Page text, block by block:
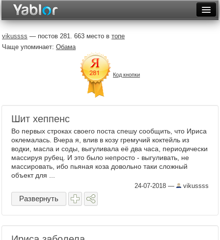
Месяц
Рейтинги
Архив
Видеотоп
vikussss — постов 281. 663 место в топе
Чаще упоминает: Обама
Код кнопки
Шит хеппенс
Во первых строках своего поста спешу сообщить, что Ириса
оклемалась. Вчера я, влив в козу гремучий коктейль из
водки, масла и соды, выгуливала её два часа, периодически
массируя рубец. И это было непросто - выгуливать, не
массировать, ибо пьяная коза довольно таки сложный
объект для ...
24-07-2018 — vikussss
Развернуть